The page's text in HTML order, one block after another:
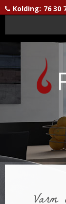
Kolding: 76 30